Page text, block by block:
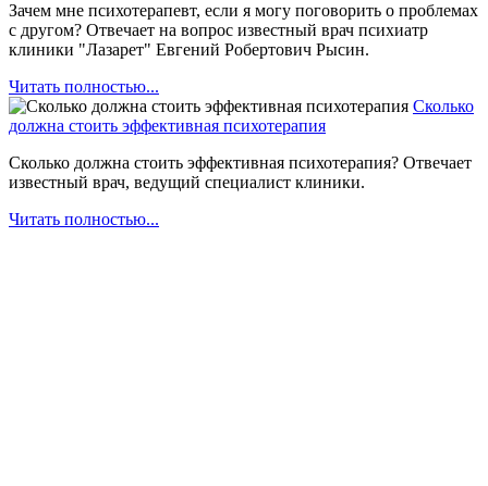
Зачем мне психотерапевт, если я могу поговорить о проблемах
с другом? Отвечает на вопрос известный врач психиатр
клиники "Лазарет" Евгений Робертович Рысин.
Читать полностью...
Сколько
должна стоить эффективная психотерапия
Сколько должна стоить эффективная психотерапия? Отвечает
известный врач, ведущий специалист клиники.
Читать полностью...